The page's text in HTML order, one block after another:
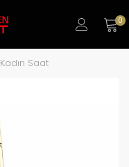
0
Kadın Saat